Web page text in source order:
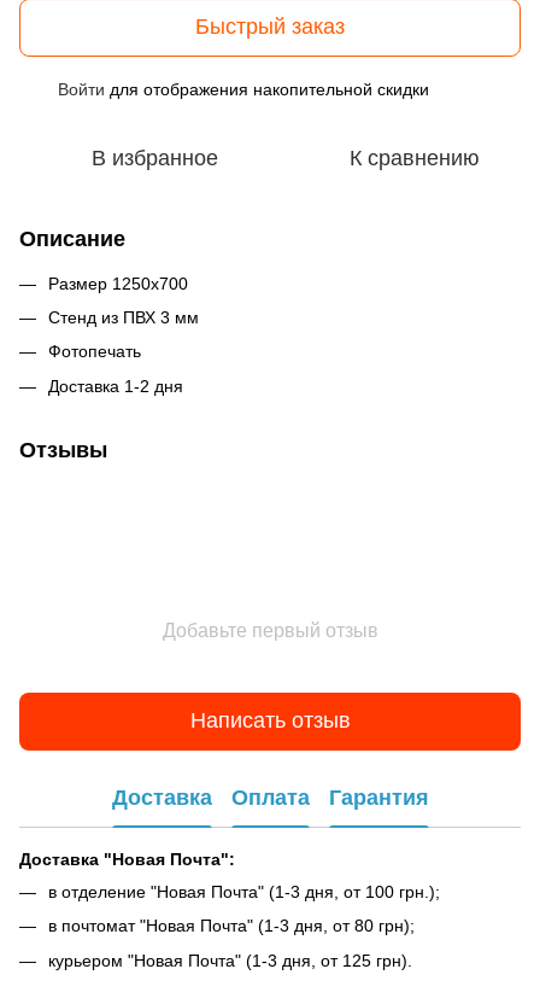
Быстрый заказ
Войти для отображения накопительной скидки
В избранное К сравнению
Описание
Размер 1250х700
Стенд из ПВХ 3 мм
Фотопечать
Доставка 1-2 дня
Отзывы
Добавьте первый отзыв
Написать отзыв
Доставка Оплата Гарантия
Доставка "Новая Почта":
в отделение "Новая Почта" (1-3 дня, от 100 грн.);
в почтомат "Новая Почта" (1-3 дня, от 80 грн);
курьером "Новая Почта" (1-3 дня, от 125 грн).